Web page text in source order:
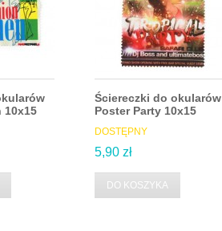
10x15
Ściereczki do okularów
Poster Party 10x15
DOSTĘPNY
5,90 zł
DO KOSZYKA